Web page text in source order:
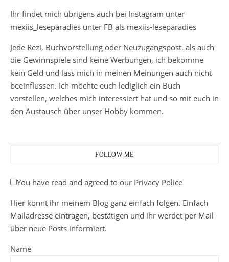
Ihr findet mich übrigens auch bei Instagram unter
mexiis_leseparadies unter FB als mexiis-leseparadies
Jede Rezi, Buchvorstellung oder Neuzugangspost, als auch
die Gewinnspiele sind keine Werbungen, ich bekomme
kein Geld und lass mich in meinen Meinungen auch nicht
beeinflussen. Ich möchte euch lediglich ein Buch
vorstellen, welches mich interessiert hat und so mit euch in
den Austausch über unser Hobby kommen.
FOLLOW ME
You have read and agreed to our Privacy Police
Hier könnt ihr meinem Blog ganz einfach folgen. Einfach
Mailadresse eintragen, bestätigen und ihr werdet per Mail
über neue Posts informiert.
Name